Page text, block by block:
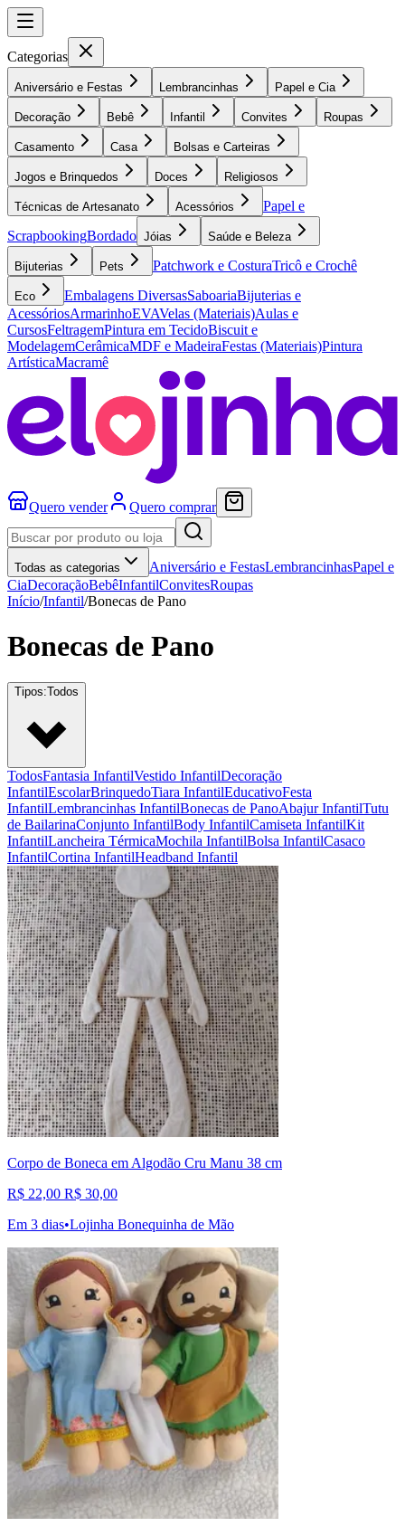
Categorias
Aniversário e Festas Lembrancinhas Papel e Cia
Decoração Bebê Infantil Convites Roupas
Casamento Casa Bolsas e Carteiras
Jogos e Brinquedos Doces Religiosos
Técnicas de Artesanato Acessórios
Papel e
ScrapbookingBordado Jóias Saúde e Beleza
Bijuterias Pets Patchwork e CosturaTricô e Crochê
Eco Embalagens DiversasSaboariaBijuterias e
AcessóriosArmarinhoEVAVelas (Materiais)Aulas e
CursosFeltragemPintura em TecidoBiscuit e
ModelagemCerâmicaMDF e MadeiraFestas (Materiais)Pintura
ArtísticaMacramê
Quero vender Quero comprar
Todas as categorias Aniversário e FestasLembrancinhasPapel e
CiaDecoraçãoBebêInfantilConvitesRoupas
Início/Infantil/Bonecas de Pano
Bonecas de Pano
Tipos:Todos
TodosFantasia InfantilVestido InfantilDecoração
InfantilEscolarBrinquedoTiara InfantilEducativoFesta
InfantilLembrancinhas InfantilBonecas de PanoAbajur InfantilTutu
de BailarinaConjunto InfantilBody InfantilCamiseta InfantilKit
InfantilLancheira TérmicaMochila InfantilBolsa InfantilCasaco
InfantilCortina InfantilHeadband Infantil
Corpo de Boneca em Algodão Cru Manu 38 cm
R$ 22,00 R$ 30,00
Em 3 dias•Lojinha Bonequinha de Mão